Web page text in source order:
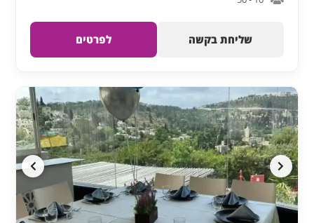
שליחת בקשה לפרטים